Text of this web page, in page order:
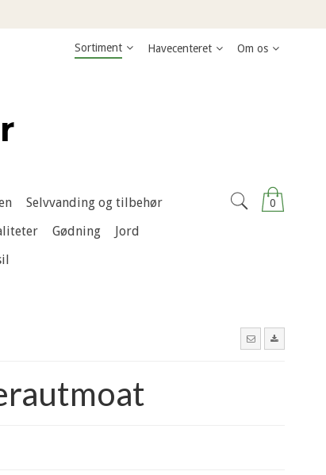
Sortiment Havecenteret Om os
0
Selvvanding og tilbehør
Gødning
Jord